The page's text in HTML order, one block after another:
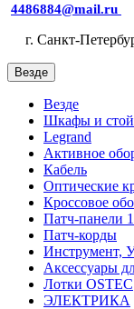
4486884@mail.ru
г. Санкт-
Везде
Везде
Шкафы и
Legrand
Активное
Кабель
Оптические
Кроссовое
Патч-панели
Патч-корды
Инструмент,
Аксессуары
Лотки OSTEC
ЭЛЕКТРИКА